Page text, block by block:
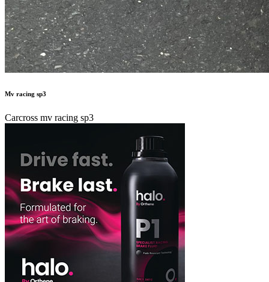
Mv racing sp3
Carcross mv racing sp3